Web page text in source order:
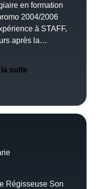
en formation
2004/2006
à STAFF,
après la…
suite
Régisseuse Son